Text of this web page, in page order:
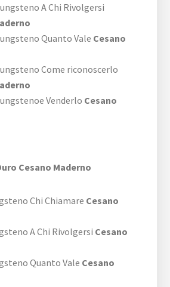
A Chi Rivolgersi
Quanto Vale Cesano
Come riconoscerlo
Venderlo Cesano
Cesano Maderno
Chi Chiamare Cesano
A Chi Rivolgersi Cesano
Quanto Vale Cesano